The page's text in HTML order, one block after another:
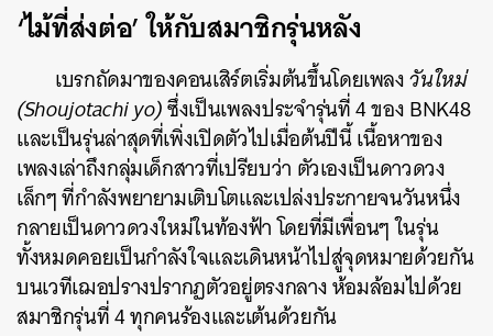
‘ไม้ที่ส่งต่อ’ ให้กับสมาชิกรุ่นหลัง
เบรกถัดมาของคอนเสิร์ตเริ่มต้นขึ้นโดยเพลงวันใหม่
(Shoujotachi yo)ซึ่งเป็นเพลงประจำรุ่นที่ 4 ของ BNK48
และเป็นรุ่นล่าสุดที่เพิ่งเปิดตัวไปเมื่อต้นปีนี้ เนื้อหาของ
เพลงเล่าถึงกลุ่มเด็กสาวที่เปรียบว่า ตัวเองเป็นดาวดวง
เล็กๆ ที่กำลังพยายามเติบโตและเปล่งประกายจนวันหนึ่ง
กลายเป็นดาวดวงใหม่ในท้องฟ้า โดยที่มีเพื่อนๆ ในรุ่น
ทั้งหมดคอยเป็นกำลังใจและเดินหน้าไปสู่จุดหมายด้วยกัน
บนเวทีเฌอปรางปรากฏตัวอยู่ตรงกลาง ห้อมล้อมไปด้วย
สมาชิกรุ่นที่ 4 ทุกคนร้องและเต้นด้วยกัน